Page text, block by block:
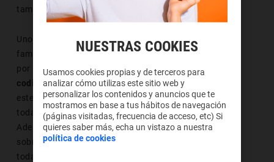
también influye.
Uno de los aspectos que nos ha llevado a
familiarizarnos con este emoji es que es reconocible
por los ordenadores y eso se debe a queestá
codificado en Unicode . Si sentimos curiosidad sobre
este emoji, en la web oficial deUnicodeaparecen
todas las formas bajo las que podemos reproducirlo.
Además, este portal también muestra información
sobre el resto de emoticonos. La siguiente tabla refleja
todas las maneras en las que podemos visualizar al
NUESTRAS COOKIES
Usamos cookies propias y de terceros para
analizar cómo utilizas este sitio web y
personalizar los contenidos y anuncios que te
mostramos en base a tus hábitos de navegación
(páginas visitadas, frecuencia de acceso, etc) Si
quieres saber más, echa un vistazo a nuestra
política de cookies